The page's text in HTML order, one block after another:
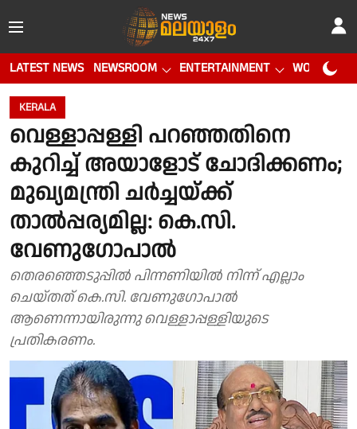
LATEST NEWS NEWSROOM ENTERTAINMENT WORLD CUP
KERALA
വെള്ളാപ്പള്ളി പറഞ്ഞതിനെ
കുറിച്ച് അയാളോട് ചോദിക്കണം;
മുഖ്യമന്ത്രി ചർച്ചയ്ക്ക്
താൽപ്പര്യമില്ല: കെ.സി.
വേണുഗോപാൽ
തെരഞ്ഞെടുപ്പിൽ പിന്നണിയിൽ നിന്ന് എല്ലാം
ചെയ്തത് കെ.സി. വേണുഗോപാൽ
ആണെന്നായിരുന്നു വെള്ളാപ്പള്ളിയുടെ
പ്രതികരണം.